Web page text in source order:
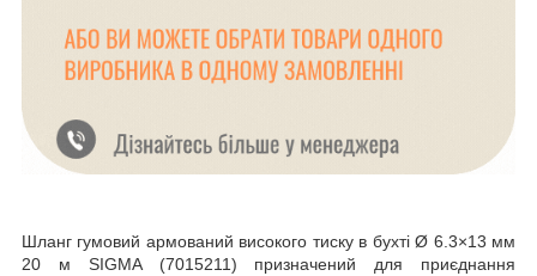
Шланг гумовий армований високого тиску в бухті Ø 6.3×13 мм
20 м SIGMA (7015211) призначений для приєднання